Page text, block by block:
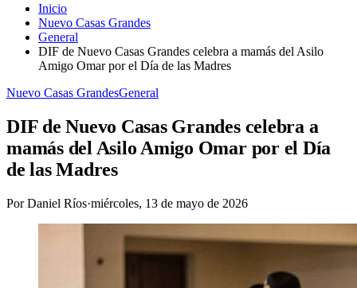
Inicio
Nuevo Casas Grandes
General
DIF de Nuevo Casas Grandes celebra a mamás del Asilo
Amigo Omar por el Día de las Madres
Nuevo Casas GrandesGeneral
DIF de Nuevo Casas Grandes celebra a
mamás del Asilo Amigo Omar por el Día
de las Madres
PorDaniel Ríos·miércoles, 13 de mayo de 2026